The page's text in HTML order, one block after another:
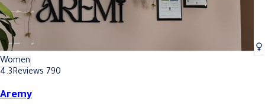
Women
4.3Reviews 790
Aremy